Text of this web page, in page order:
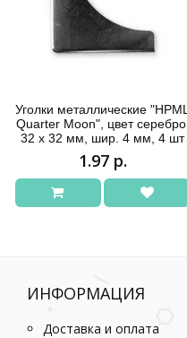
Уголки металлические "HPML
Quarter Moon", цвет серебро,
32 х 32 мм, шир. 4 мм, 4 шт
1.97 р.
ИНФОРМАЦИЯ
Доставка и оплата